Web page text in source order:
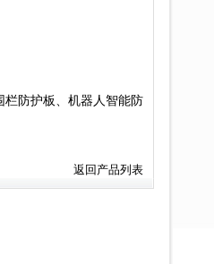
防护板、机器人智能防
返回产品列表